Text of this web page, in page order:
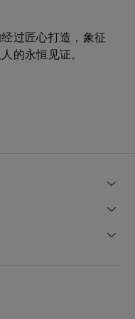
过匠心打造，象征
的永恒见证。
精美，传递出永结
月的庄严意义。